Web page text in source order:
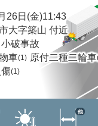
26日(金)11:43
大字築山 付近
破事故
車(1) 原付二種二輪車
(1)
他